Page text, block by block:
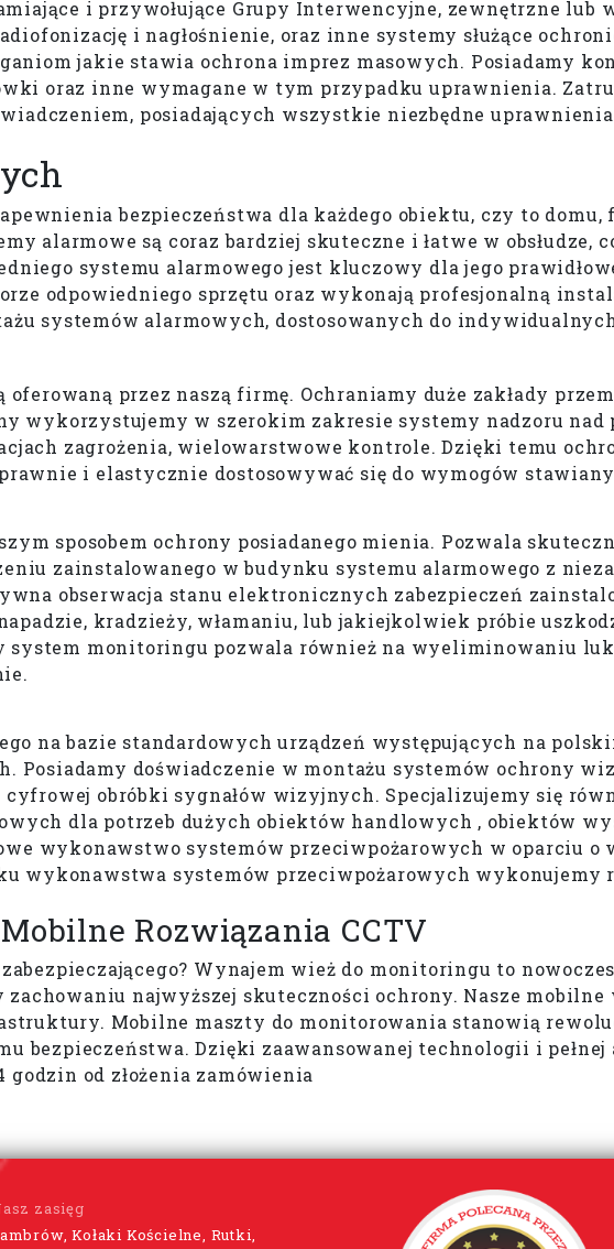
i przywołujące Grupy Interwencyjne, zewnętrzne
i nagłośnienie, oraz inne systemy służące
jakie stawia ochrona imprez masowych. Posiadamy
oraz inne wymagane w tym przypadku uprawnienia.
posiadających wszystkie niezbędne
bezpieczeństwa dla każdego obiektu, czy to
alarmowe są coraz bardziej skuteczne i łatwe w
systemu alarmowego jest kluczowy dla jego
odpowiedniego sprzętu oraz wykonają profesjonalną
systemów alarmowych, dostosowanych do
przez naszą firmę. Ochraniamy duże zakłady
wykorzystujemy w szerokim zakresie systemy nadzoru nad
zagrożenia, wielowarstwowe kontrole. Dzięki temu
i elastycznie dostosowywać się do wymogów
sposobem ochrony posiadanego mienia. Pozwala
zainstalowanego w budynku systemu alarmowego z
obserwacja stanu elektronicznych zabezpieczeń
kradzieży, włamaniu, lub jakiejkolwiek próbie
system monitoringu pozwala również na wyeliminowaniu
na bazie standardowych urządzeń występujących na
Posiadamy doświadczenie w montażu systemów ochrony
obróbki sygnałów wizyjnych. Specjalizujemy się
dla potrzeb dużych obiektów handlowych , obiektów
wykonawstwo systemów przeciwpożarowych w oparciu o
wykonawstwa systemów przeciwpożarowych wykonujemy
Rozwiązania CCTV
Wynajem wież do monitoringu to
najwyższej skuteczności ochrony. Nasze mobilne
Mobilne maszty do monitorowania stanowią
bezpieczeństwa. Dzięki zaawansowanej technologii i
od złożenia zamówienia
zasięg
Kołaki Kościelne, Rutki,